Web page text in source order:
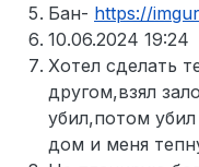
Бан- https://
10.06.2024 19:24
Хотел сделать
другом,взял
убил,потом
дом и меня